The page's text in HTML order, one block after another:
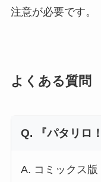
注意が必要です。
よくある質問
Q. 『パタリロ
A. コミックス